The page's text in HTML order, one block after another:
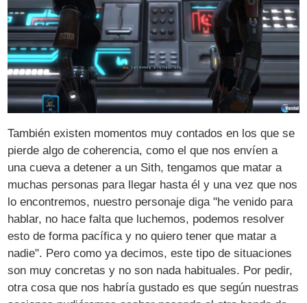
También existen momentos muy contados en los que se
pierde algo de coherencia, como el que nos envíen a
una cueva a detener a un Sith, tengamos que matar a
muchas personas para llegar hasta él y una vez que nos
lo encontremos, nuestro personaje diga "he venido para
hablar, no hace falta que luchemos, podemos resolver
esto de forma pacífica y no quiero tener que matar a
nadie". Pero como ya decimos, este tipo de situaciones
son muy concretas y no son nada habituales. Por pedir,
otra cosa que nos habría gustado es que según nuestras